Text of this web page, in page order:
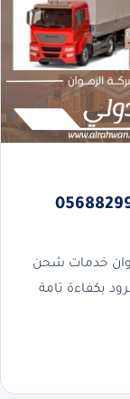
جدة إلى تركيا 0568829975
خدمات شحن
بكفاءة تامة